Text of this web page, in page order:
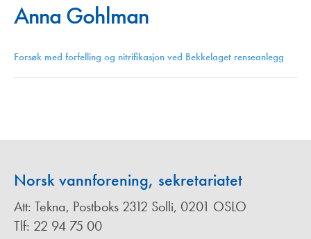
Anna Gohlman
Forsøk med forfelling og nitrifikasjon ved Bekkelaget renseanlegg
Norsk vannforening, sekretariatet
Att: Tekna, Postboks 2312 Solli, 0201 OSLO
Tlf: 22 94 75 00